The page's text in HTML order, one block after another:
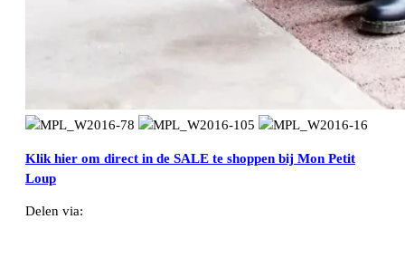
Klik hier om direct in de SALE te shoppen bij Mon Petit
Loup
Delen via: